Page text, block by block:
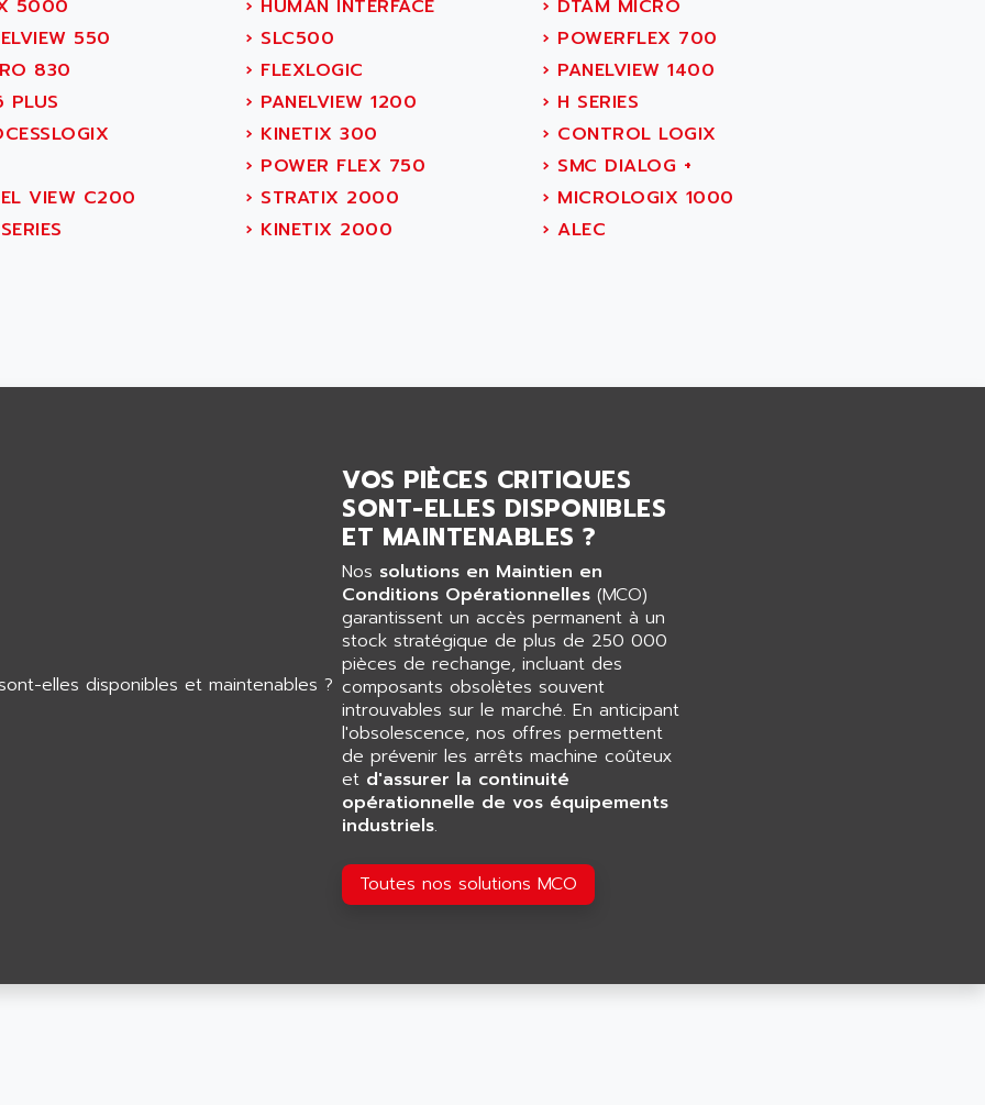
5000 › HUMAN INTERFACE › DTAM MICRO
550 › SLC500 › POWERFLEX 700
830 › FLEXLOGIC › PANELVIEW 1400
PLUS › PANELVIEW 1200 › H SERIES
› KINETIX 300 › CONTROL LOGIX
› POWER FLEX 750 › SMC DIALOG +
VIEW C200 › STRATIX 2000 › MICROLOGIX 1000
› KINETIX 2000 › ALEC
VOS PIÈCES CRITIQUES
SONT-ELLES DISPONIBLES
ET MAINTENABLES ?
Nos solutions en Maintien en
Conditions Opérationnelles (MCO)
garantissent un accès permanent à un
stock stratégique de plus de 250 000
pièces de rechange, incluant des
composants obsolètes souvent
introuvables sur le marché. En anticipant
l'obsolescence, nos offres permettent
de prévenir les arrêts machine coûteux
et d'assurer la continuité
opérationnelle de vos équipements
industriels.
Toutes nos solutions MCO